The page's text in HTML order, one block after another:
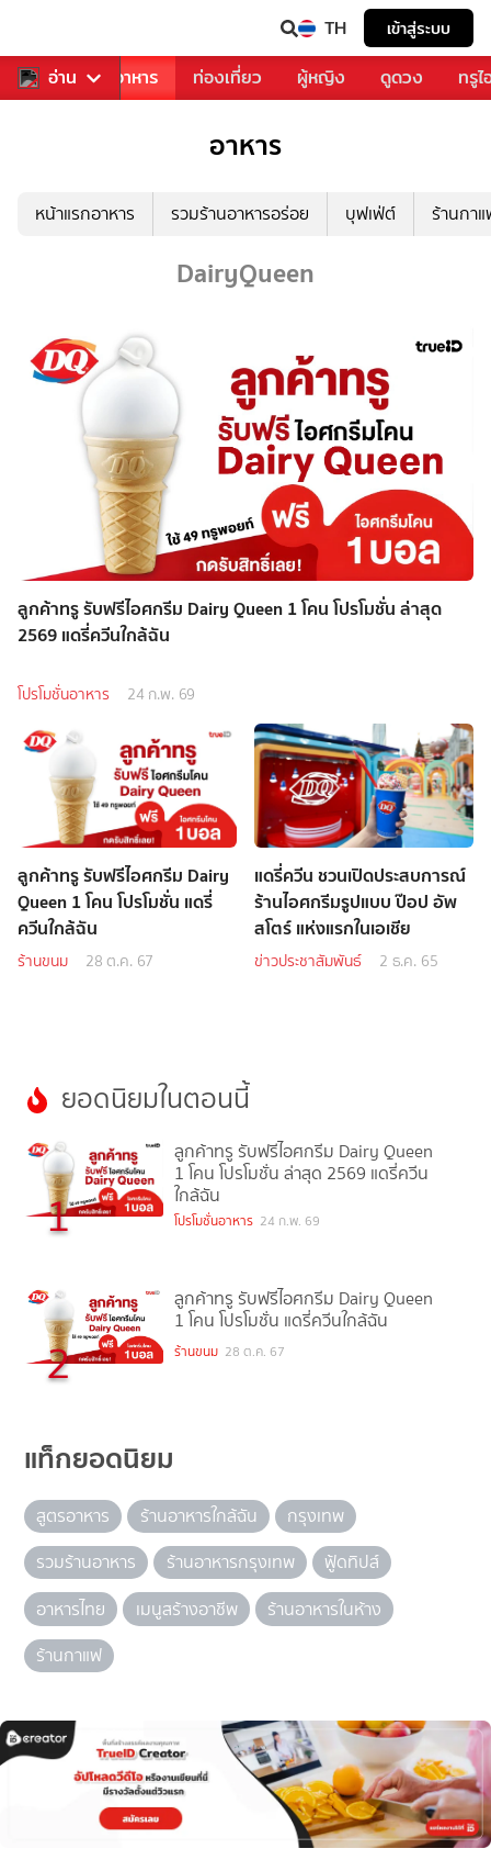
TH เข้าสู่ระบบ
อ่าน
การเพลง อาหาร ท่องเที่ยว ผู้หญิง ดูดวง ทรู
อาหาร
หน้าแรกอาหาร รวมร้านอาหารอร่อย บุฟเฟ่ต์ ร้านกา
DairyQueen
ลูกค้าทรู รับฟรีไอศกรีม Dairy Queen 1 โคน โปรโมชั่น ล่าสุด
2569 แดรี่ควีนใกล้ฉัน
โปรโมชั่นอาหาร 24 ก.พ. 69
ลูกค้าทรู รับฟรีไอศกรีม Dairy
Queen 1 โคน โปรโมชั่น แดรี่
ควีนใกล้ฉัน
ร้านขนม 28 ต.ค. 67
แดรี่ควีน ชวนเปิดประสบการณ์
ร้านไอศกรีมรูปแบบ ป๊อป อัพ
สโตร์ แห่งแรกในเอเชีย
ข่าวประชาสัมพันธ์ 2 ธ.ค. 65
ยอดนิยมในตอนนี้
1
ลูกค้าทรู รับฟรีไอศกรีม Dairy Queen
1 โคน โปรโมชั่น ล่าสุด 2569 แดรี่ควีน
ใกล้ฉัน
โปรโมชั่นอาหาร 24 ก.พ. 69
2
ลูกค้าทรู รับฟรีไอศกรีม Dairy Queen
1 โคน โปรโมชั่น แดรี่ควีนใกล้ฉัน
ร้านขนม 28 ต.ค. 67
แท็กยอดนิยม
สูตรอาหาร ร้านอาหารใกล้ฉัน
กรุงเทพ
รวมร้านอาหาร
ร้านอาหารกรุงเทพ
ฟู้ดทิปส์
อาหารไทย
เมนูสร้างอาชีพ
ร้านอาหารในห้าง
ร้านกาแฟ